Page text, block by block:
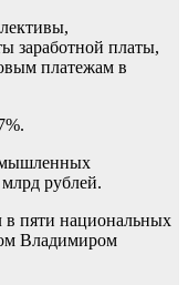
заработной платы,
платежам в
рублей.
в пяти национальных
Владимиром